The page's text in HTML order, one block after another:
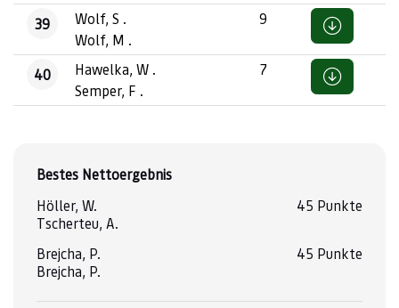
39
Wolf, S .
Wolf, M .
9
40
Hawelka, W .
Semper, F .
7
Bestes Nettoergebnis
Höller, W.
Tscherteu, A.
45 Punkte
Brejcha, P.
Brejcha, P.
45 Punkte